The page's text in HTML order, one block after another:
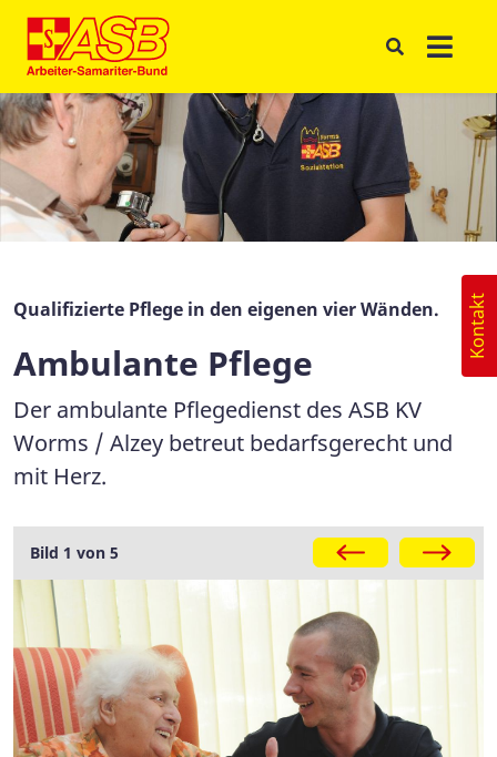
Qualifizierte Pflege in den eigenen vier Wänden.
Ambulante Pflege
Der ambulante Pflegedienst des ASB KV
Worms / Alzey betreut bedarfsgerecht und
mit Herz.
Galerie
Bild 1 von 5
Kontakt